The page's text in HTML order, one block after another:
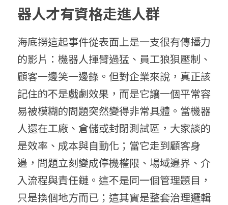
器人才有資格走進人群
海底撈這起事件從表面上是一支很有傳播力
的影片：機器人揮臂過猛、員工狼狽壓制、
顧客一邊笑一邊錄。但對企業來說，真正該
記住的不是戲劇效果，而是它讓一個平常容
易被模糊的問題突然變得非常具體。當機器
人還在工廠、倉儲或封閉測試區，大家談的
是效率、成本與自動化；當它走到顧客身
邊，問題立刻變成停機權限、場域邊界、介
入流程與責任鏈。這不是同一個管理題目，
只是換個地方而已；這其實是整套治理邏輯